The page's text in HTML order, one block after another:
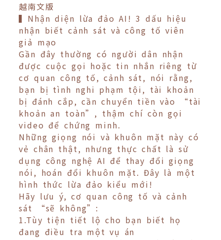
越南文版
▍Nhận diện lừa đảo AI! 3 dấu hiệu
nhận biết cảnh sát và công tố viên
giả mạo
Gần đây thường có người dân nhận
được cuộc gọi hoặc tin nhắn riêng từ
cơ quan công tố, cảnh sát, nói rằng,
bạn bị tình nghi phạm tội, tài khoản
bị đánh cắp, cần chuyển tiền vào “tài
khoản an toàn”, thậm chí còn gọi
video để chứng minh.
Những giọng nói và khuôn mặt này có
vẻ chân thật, nhưng thực chất là sử
dụng công nghệ AI để thay đổi giọng
nói, hoán đổi khuôn mặt. Đây là một
hình thức lừa đảo kiểu mới!
Hãy lưu ý, cơ quan công tố và cảnh
sát “sẽ không”:
1.Tùy tiện tiết lộ cho bạn biết họ
đang điều tra một vụ án